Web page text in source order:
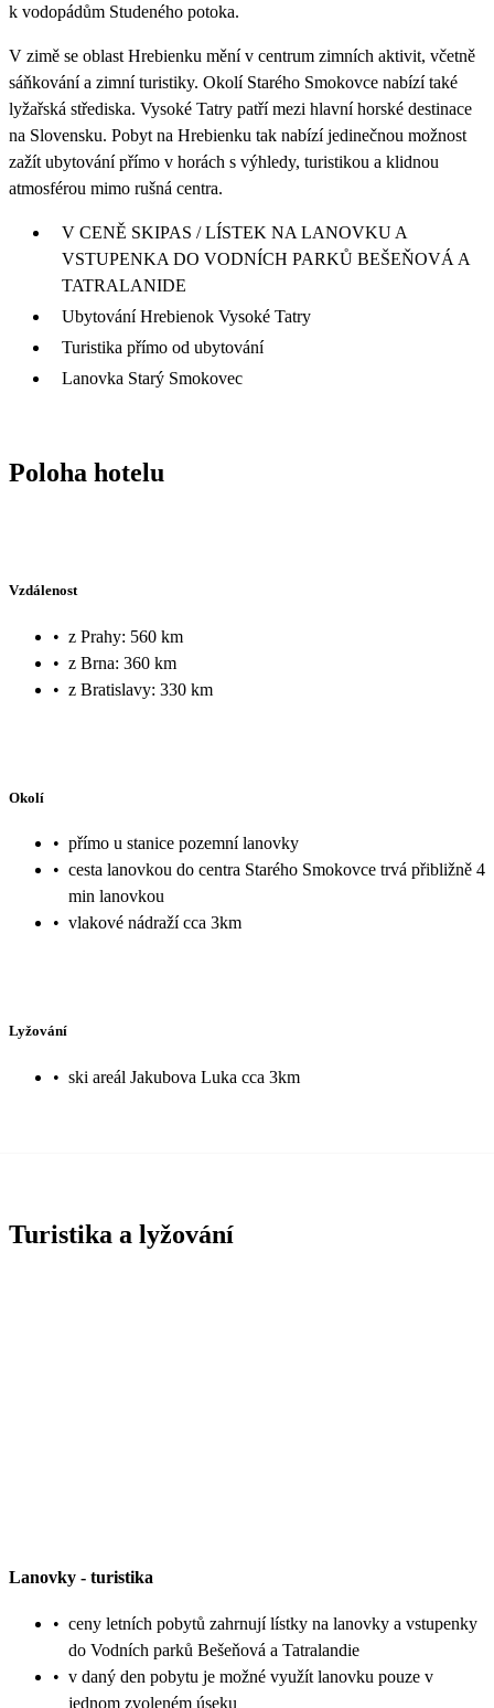
k vodopádům Studeného potoka.
V zimě se oblast Hrebienku mění v centrum zimních aktivit, včetně
sáňkování a zimní turistiky. Okolí Starého Smokovce nabízí také
lyžařská střediska. Vysoké Tatry patří mezi hlavní horské destinace
na Slovensku. Pobyt na Hrebienku tak nabízí jedinečnou možnost
zažít ubytování přímo v horách s výhledy, turistikou a klidnou
atmosférou mimo rušná centra.
V CENĚ SKIPAS / LÍSTEK NA LANOVKU A
VSTUPENKA DO VODNÍCH PARKŮ BEŠEŇOVÁ A
TATRALANIDE
Ubytování Hrebienok Vysoké Tatry
Turistika přímo od ubytování
Lanovka Starý Smokovec
Poloha hotelu
Vzdálenost
• z Prahy: 560 km
• z Brna: 360 km
• z Bratislavy: 330 km
Okolí
• přímo u stanice pozemní lanovky
• cesta lanovkou do centra Starého Smokovce trvá přibližně 4
min lanovkou
• vlakové nádraží cca 3km
Lyžování
• ski areál Jakubova Luka cca 3km
Turistika a lyžování
Lanovky - turistika
• ceny letních pobytů zahrnují lístky na lanovky a vstupenky
do Vodních parků Bešeňová a Tatralandie
• v daný den pobytu je možné využít lanovku pouze v
jednom zvoleném úseku